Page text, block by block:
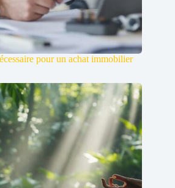
pour un achat immobilier